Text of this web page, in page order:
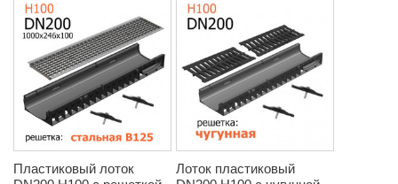
Пластиковый лоток
Лоток пластиковый